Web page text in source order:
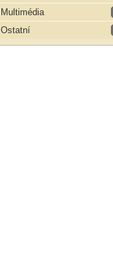
Multimédia
Ostatní